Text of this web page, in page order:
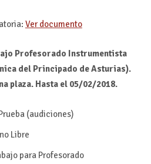
Ver documento
Profesorado Instrumentista
del Principado de Asturias).
plaza. H asta el 05/02/2018.
(audiciones)
Libre
para Profesorado